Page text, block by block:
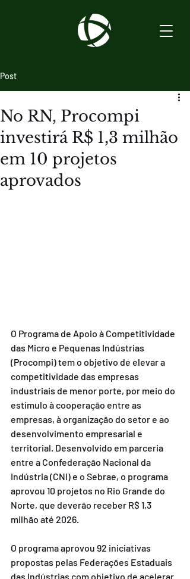
Post
No RN, Procompi
investirá R$ 1,3 milhão
em 10 projetos
aprovados
O Programa de Apoio à Competitividade
das Micro e Pequenas Indústrias
(Procompi) tem o objetivo de elevar a
competitividade das empresas
industriais de menor porte, por meio do
estímulo à cooperação entre as
empresas, à organização do setor e ao
desenvolvimento empresarial e
territorial. Desenvolvido em parceria
entre a Confederação Nacional da
Indústria (CNI) e o Sebrae, o programa
aprovou 10 projetos no Rio Grande do
Norte, que deverão receber R$ 1,3
milhão até 2026.
O programa aprovou 92 iniciativas
propostas pelas Federações Estaduais
das Indústrias com objetivo de acelerar